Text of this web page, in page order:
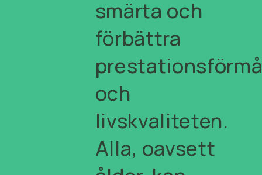
smärta och
förbättra
och
livskvaliteten.
Alla, oavsett